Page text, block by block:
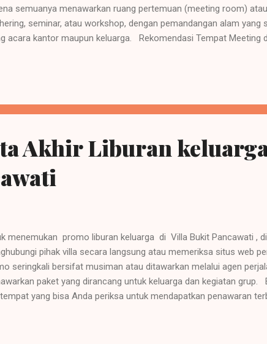
semuanya menawarkan ruang pertemuan (meeting room)
seminar, atau workshop, dengan pemandangan alam yang
acara kantor maupun keluarga. Rekomendasi Tempat Meeting
Pinus , Taman Bukit Palem, dan Santa Monica Resort.
seminar, training, atau acara hiburan malam. Taman Bukit
Akhir Liburan
menemukan promo liburan keluarga di Villa Bukit Pancawati ,
pihak villa secara langsung atau memeriksa situs web
seringkali bersifat musiman atau ditawarkan melalui agen
paket yang dirancang untuk keluarga dan kegiatan grup.
yang bisa Anda periksa untuk mendapatkan penawaran
villabukitpancawati.com . Mereka seringkali memiliki